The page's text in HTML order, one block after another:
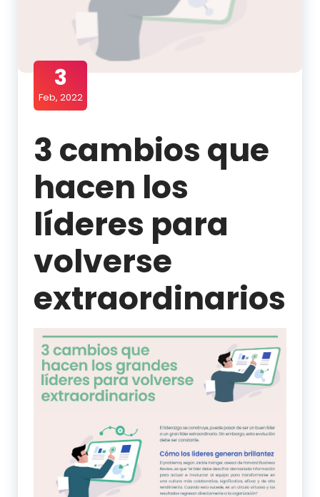
3
Feb, 2022
3 cambios que
hacen los
líderes para
volverse
extraordinarios